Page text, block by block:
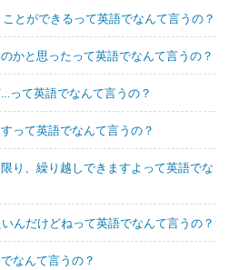
とができるって英語でなんて言うの？
かと思ったって英語でなんて言うの？
て英語でなんて言うの？
って英語でなんて言うの？
り、繰り越しできますよって英語でな
んだけどねって英語でなんて言うの？
なんて言うの？